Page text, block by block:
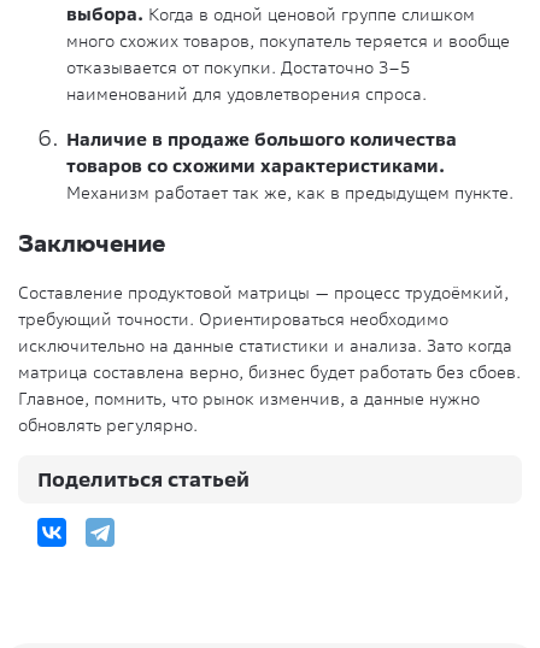
выбора. Когда в одной ценовой группе слишком
много схожих товаров, покупатель теряется и вообще
отказывается от покупки. Достаточно 3–5
наименований для удовлетворения спроса.
Наличие в продаже большого количества
товаров со схожими характеристиками.
Механизм работает так же, как в предыдущем пункте.
Заключение
Составление продуктовой матрицы — процесс трудоёмкий,
требующий точности. Ориентироваться необходимо
исключительно на данные статистики и анализа. Зато когда
матрица составлена верно, бизнес будет работать без сбоев.
Главное, помнить, что рынок изменчив, а данные нужно
обновлять регулярно.
Поделиться статьей